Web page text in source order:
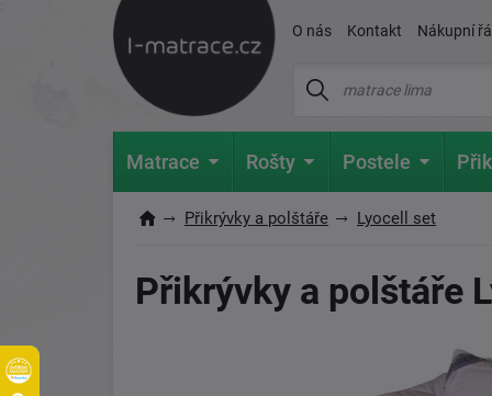
O nás Kontakt Nákupní
Matrace Rošty Postele
Přikrývky a polštáře Lyocell set
Přikrývky a polštáře